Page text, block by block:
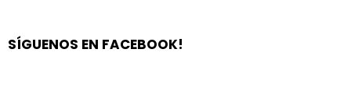
SÍGUENOS EN FACEBOOK!